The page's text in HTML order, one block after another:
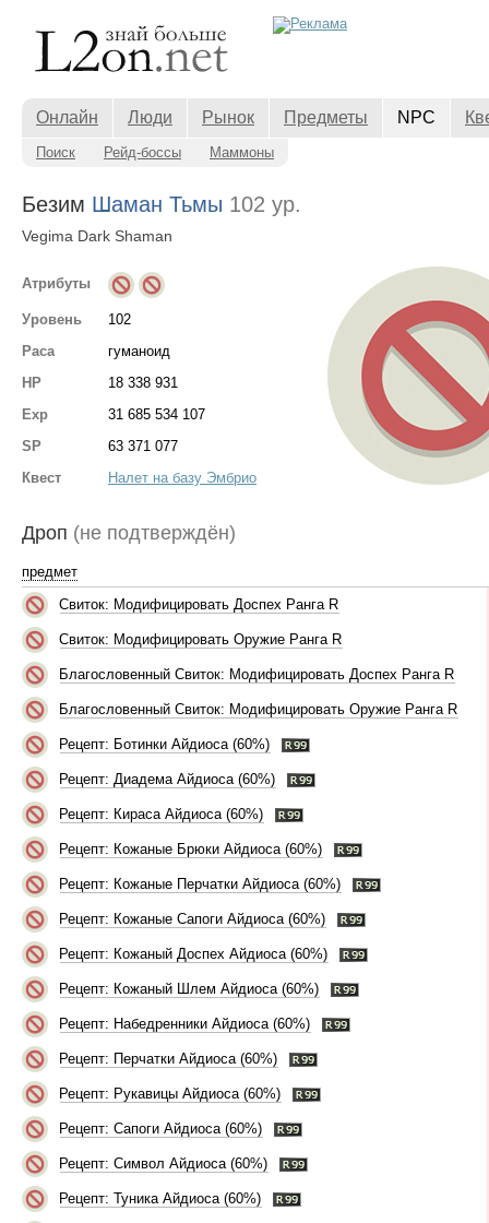
Онлайн Люди Рынок Предметы NPC
Поиск Рейд-боссы Маммоны
Безим Шаман Тьмы 102 ур.
Vegima Dark Shaman
Атрибуты
Уровень
102
Раса
гуманоид
HP
18 338 931
Exp
31 685 534 107
SP
63 371 077
Квест
Налет на базу Эмбрио
Дроп (не подтверждён)
предмет
Свиток: Модифицировать Доспех Ранга R
Свиток: Модифицировать Оружие Ранга R
Благословенный Свиток: Модифицировать Доспех Ранга R
Благословенный Свиток: Модифицировать Оружие Ранга R
Рецепт: Ботинки Айдиоса (60%)
Рецепт: Диадема Айдиоса (60%)
Рецепт: Кираса Айдиоса (60%)
Рецепт: Кожаные Брюки Айдиоса (60%)
Рецепт: Кожаные Перчатки Айдиоса (60%)
Рецепт: Кожаные Сапоги Айдиоса (60%)
Рецепт: Кожаный Доспех Айдиоса (60%)
Рецепт: Кожаный Шлем Айдиоса (60%)
Рецепт: Набедренники Айдиоса (60%)
Рецепт: Перчатки Айдиоса (60%)
Рецепт: Рукавицы Айдиоса (60%)
Рецепт: Сапоги Айдиоса (60%)
Рецепт: Символ Айдиоса (60%)
Рецепт: Туника Айдиоса (60%)